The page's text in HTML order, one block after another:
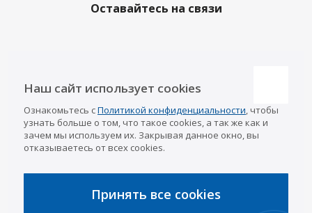
Оставайтесь на связи
Казань
8 (843) 207-03-08
Уфа
8 (347) 258-84-87
8 (8352) 38-88-37
Интернет-магазин
info@a-pricep.ru
Наш сайт использует cookies
Ознакомьтесь сПолитикой конфиденциальности, чтобы
узнать больше о том, что такое cookies, а так же как и
зачем мы используем их. Закрывая данное окно, вы
отказываетесь от всех cookies.
Принять все cookies